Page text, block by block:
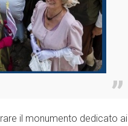
il monumento dedicato ai